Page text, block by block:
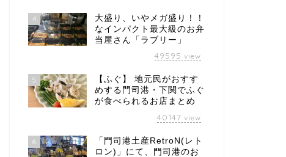
4
大盛り、いやメガ盛り！！
なインパクト最大級のお弁
当屋さん「ラブリー」
49595 view
5
【ふぐ】 地元民がおすす
めする門司港・下関でふぐ
が食べられるお店まとめ
40147 view
6
「門司港土産RetroN(レト
ロン)」にて、門司港のお